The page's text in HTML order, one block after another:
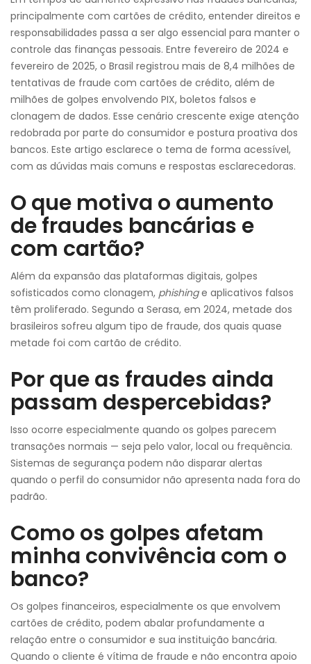
principalmente com cartões de crédito, entender direitos e
responsabilidades passa a ser algo essencial para manter o
controle das finanças pessoais. Entre fevereiro de 2024 e
fevereiro de 2025, o Brasil registrou mais de 8,4 milhões de
tentativas de fraude com cartões de crédito, além de
milhões de golpes envolvendo PIX, boletos falsos e
clonagem de dados. Esse cenário crescente exige atenção
redobrada por parte do consumidor e postura proativa dos
bancos. Este artigo esclarece o tema de forma acessível,
com as dúvidas mais comuns e respostas esclarecedoras.
O que motiva o aumento
de fraudes bancárias e
com cartão?
Além da expansão das plataformas digitais, golpes
sofisticados como clonagem, phishinge aplicativos falsos
têm proliferado. Segundo a Serasa, em 2024, metade dos
brasileiros sofreu algum tipo de fraude, dos quais quase
metade foi com cartão de crédito.
Por que as fraudes ainda
passam despercebidas?
Isso ocorre especialmente quando os golpes parecem
transações normais — seja pelo valor, local ou frequência.
Sistemas de segurança podem não disparar alertas
quando o perfil do consumidor não apresenta nada fora do
padrão.
Como os golpes afetam
minha convivência com o
banco?
Os golpes financeiros, especialmente os que envolvem
cartões de crédito, podem abalar profundamente a
relação entre o consumidor e sua instituição bancária.
Quando o cliente é vítima de fraude e não encontra apoio